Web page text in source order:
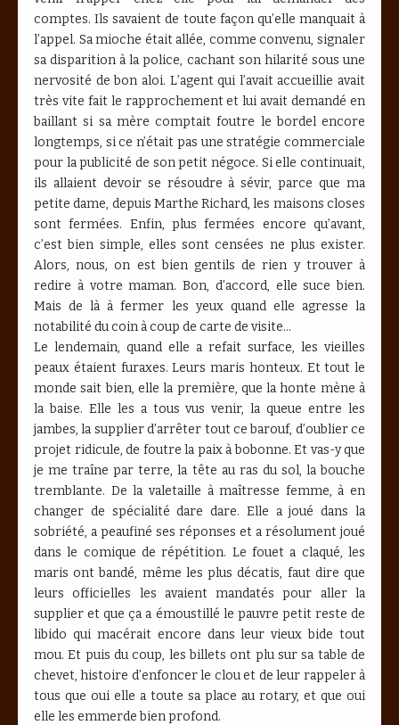
comptes. Ils savaient de toute façon qu’elle manquait à
l’appel. Sa mioche était allée, comme convenu, signaler
sa disparition à la police, cachant son hilarité sous une
nervosité de bon aloi. L’agent qui l’avait accueillie avait
très vite fait le rapprochement et lui avait demandé en
baillant si sa mère comptait foutre le bordel encore
longtemps, si ce n’était pas une stratégie commerciale
pour la publicité de son petit négoce. Si elle continuait,
ils allaient devoir se résoudre à sévir, parce que ma
petite dame, depuis Marthe Richard, les maisons closes
sont fermées. Enfin, plus fermées encore qu’avant,
c’est bien simple, elles sont censées ne plus exister.
Alors, nous, on est bien gentils de rien y trouver à
redire à votre maman. Bon, d’accord, elle suce bien.
Mais de là à fermer les yeux quand elle agresse la
notabilité du coin à coup de carte de visite…
Le lendemain, quand elle a refait surface, les vieilles
peaux étaient furaxes. Leurs maris honteux. Et tout le
monde sait bien, elle la première, que la honte mène à
la baise. Elle les a tous vus venir, la queue entre les
jambes, la supplier d’arrêter tout ce barouf, d’oublier ce
projet ridicule, de foutre la paix à bobonne. Et vas-y que
je me traîne par terre, la tête au ras du sol, la bouche
tremblante. De la valetaille à maîtresse femme, à en
changer de spécialité dare dare. Elle a joué dans la
sobriété, a peaufiné ses réponses et a résolument joué
dans le comique de répétition. Le fouet a claqué, les
maris ont bandé, même les plus décatis, faut dire que
leurs officielles les avaient mandatés pour aller la
supplier et que ça a émoustillé le pauvre petit reste de
libido qui macérait encore dans leur vieux bide tout
mou. Et puis du coup, les billets ont plu sur sa table de
chevet, histoire d’enfoncer le clou et de leur rappeler à
tous que oui elle a toute sa place au rotary, et que oui
elle les emmerde bien profond.